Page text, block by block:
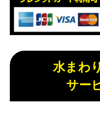
水まわ
サー